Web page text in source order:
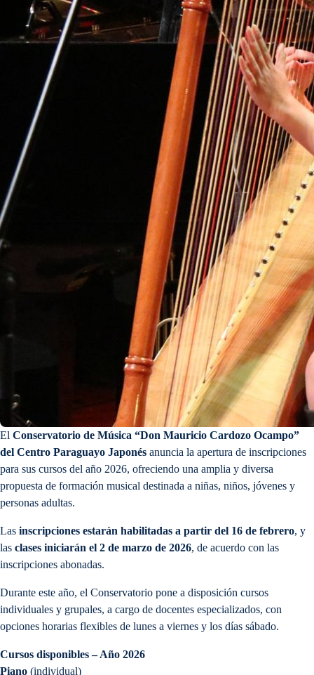
El Conservatorio de Música “Don Mauricio Cardozo Ocampo”
del Centro Paraguayo Japonés anuncia la apertura de inscripciones
para sus cursos del año 2026, ofreciendo una amplia y diversa
propuesta de formación musical destinada a niñas, niños, jóvenes y
personas adultas.
Las inscripciones estarán habilitadas a partir del 16 de febrero, y
las clases iniciarán el 2 de marzo de 2026, de acuerdo con las
inscripciones abonadas.
Durante este año, el Conservatorio pone a disposición cursos
individuales y grupales, a cargo de docentes especializados, con
opciones horarias flexibles de lunes a viernes y los días sábado.
Cursos disponibles – Año 2026
Piano (individual)